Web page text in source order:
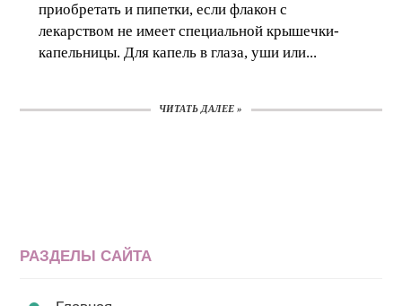
приобретать и пипетки, если флакон с
лекарством не имеет специальной крышечки-
капельницы. Для капель в глаза, уши или...
ЧИТАТЬ ДАЛЕЕ »
РАЗДЕЛЫ САЙТА